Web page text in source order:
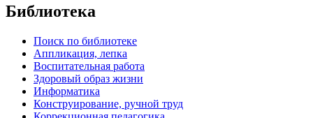
Библиотека
Поиск по библиотеке
Аппликация, лепка
Воспитательная работа
Здоровый образ жизни
Информатика
Конструирование, ручной труд